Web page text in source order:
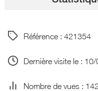
Référence : 421354
Dernière visite le :
Nombre de vues : 142